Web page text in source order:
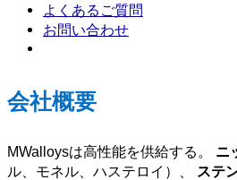
よくあるご質問
お問い合わせ
会社概要
MWalloysは高性能を供給する。 ニ
ル、モネル、ハステロイ）、
ステ